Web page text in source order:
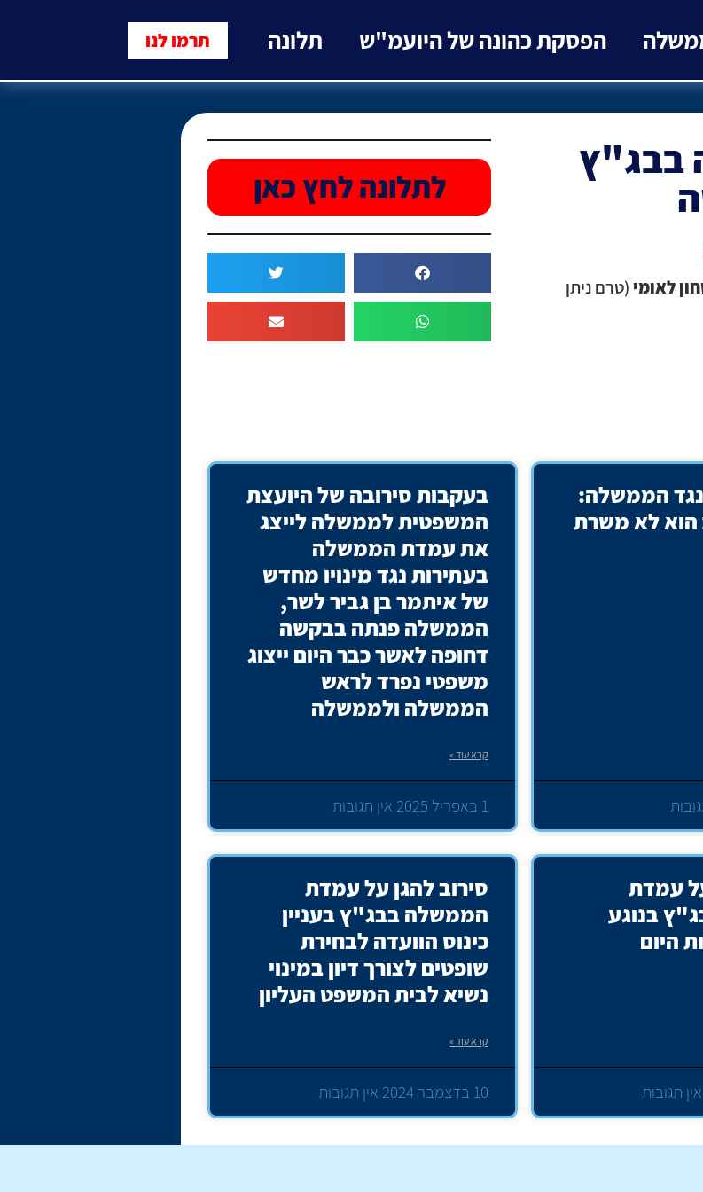
הפסקת כהונה של היועמ"ש תלונה תרמו לנו
בבג"ץ
לאומי(טרם ניתן
לתלונה לחץ כאן
הממשלה:
לא משרת
בעקבות סירובה של היועצת
המשפטית לממשלה לייצג
את עמדת הממשלה
בעתירות נגד מינויו מחדש
של איתמר בן גביר לשר,
הממשלה פנתה בבקשה
דחופה לאשר כבר היום ייצוג
משפטי נפרד לראש
הממשלה ולממשלה
קרא עוד »
1 באפריל 2025 אין תגובות
עמדת
בנוגע
היום
אין תגובות
סירוב להגן על עמדת
הממשלה בבג"ץ בעניין
כינוס הוועדה לבחירת
שופטים לצורך דיון במינוי
נשיא לבית המשפט העליון
קרא עוד »
10 בדצמבר 2024 אין תגובות